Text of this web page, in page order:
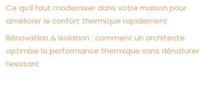
Ce qu’il faut moderniser dans votre maison pour
améliorer le confort thermique rapidement
Rénovation & isolation : comment un architecte
optimise la performance thermique sans dénaturer
l’existant